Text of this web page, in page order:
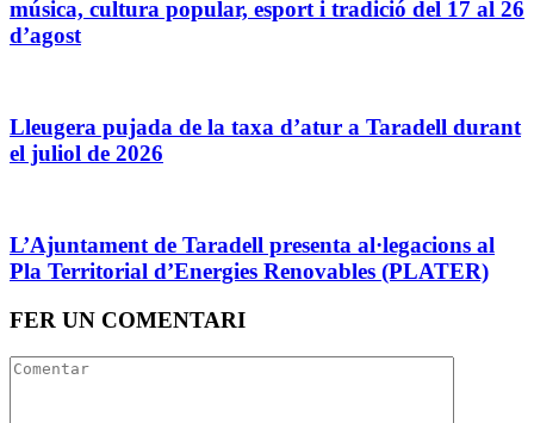
música, cultura popular, esport i tradició del 17 al 26
d’agost
Lleugera pujada de la taxa d’atur a Taradell durant
el juliol de 2026
L’Ajuntament de Taradell presenta al·legacions al
Pla Territorial d’Energies Renovables (PLATER)
FER UN COMENTARI